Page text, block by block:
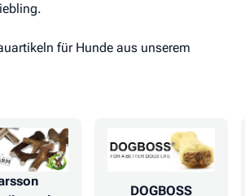
für Hunde aus unserem
DOGBOSS